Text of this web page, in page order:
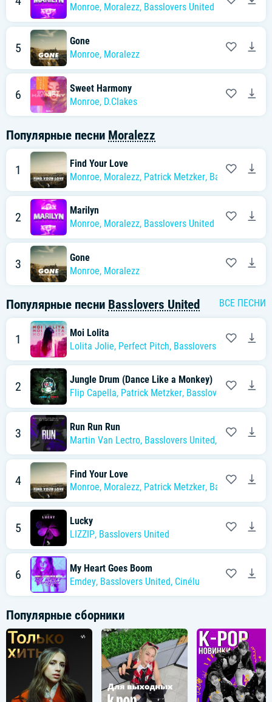
Monroe, Moralezz, Basslovers United
5
Gone
Monroe, Moralezz
6
Sweet Harmony
Monroe, D.Clakes
Популярные песни Moralezz
1
Find Your Love
Monroe, Moralezz, Patrick Metzker, Basslovers
2
Marilyn
Monroe, Moralezz, Basslovers United
3
Gone
Monroe, Moralezz
Популярные песни Basslovers United ВСЕ ПЕСНИ
1
Moi Lolita
Lolita Jolie, Perfect Pitch, Basslovers United
2
Jungle Drum (Dance Like a Monkey)
Flip Capella, Patrick Metzker, Basslovers United
3
Run Run Run
Martin Van Lectro, Basslovers United, Charlie
4
Find Your Love
Monroe, Moralezz, Patrick Metzker, Basslovers
5
Lucky
LIZZIP, Basslovers United
6
My Heart Goes Boom
Emdey, Basslovers United, Cinélu
Популярные сборники